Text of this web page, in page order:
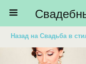
Назад на Свадьба в